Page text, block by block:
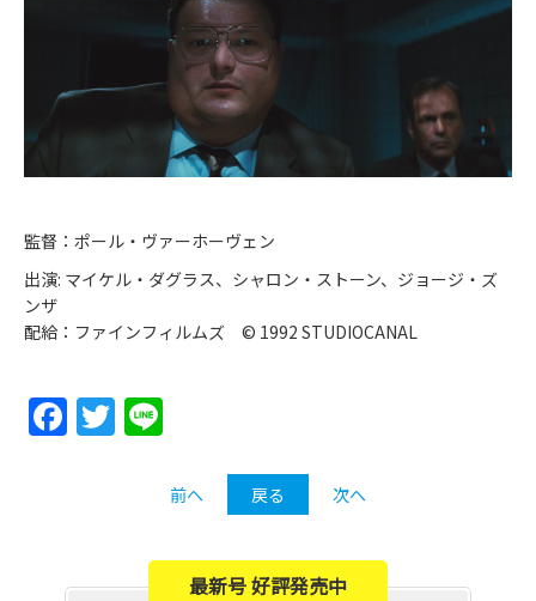
監督：ポール・ヴァーホーヴェン
出演: マイケル・ダグラス、シャロン・ストーン、ジョージ・ズ
ンザ
配給：ファインフィルムズ © 1992 STUDIOCANAL
Facebook
Twitter
前へ 戻る 次へ
最新号 好評発売中